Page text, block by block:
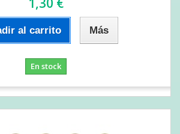
al carrito Más
En stock